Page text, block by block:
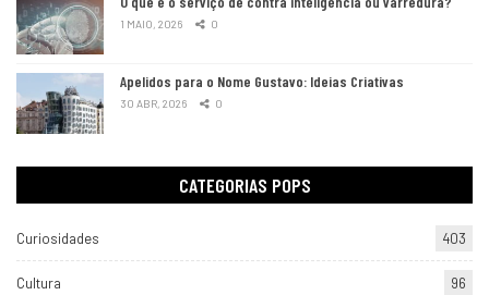
1 MAIO, 2026 0
Apelidos para o Nome Gustavo: Ideias Criativas
30 ABR, 2026 0
CATEGORIAS POPS
Curiosidades 403
Cultura 96